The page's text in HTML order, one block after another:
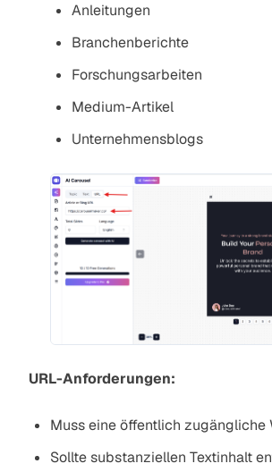
Anleitungen
Branchenberichte
Forschungsarbeiten
Medium-Artikel
Unternehmensblogs
URL-Anforderungen:
Muss eine öffentlich zugängliche
Sollte substanziellen Textinhalt